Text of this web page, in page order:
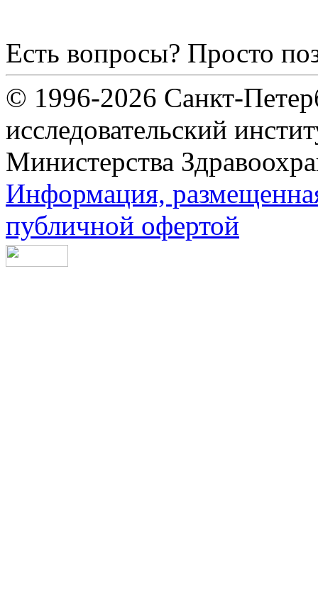
Есть вопросы? Просто
© 1996-2026 Санкт-
исследовательский
Министерства
Информация,
публичной офертой